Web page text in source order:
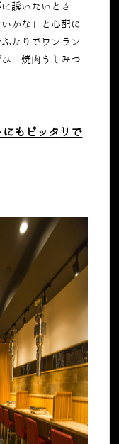
誘いたいとき
かな」と心配に
たりでワンラン
「焼肉うしみつ
もピッタリで